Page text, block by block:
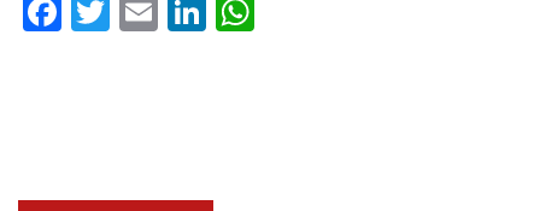
Facebook
Twitter
EmailLinkedIn